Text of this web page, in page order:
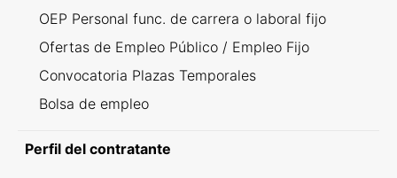
OEP Personal func. de carrera o laboral fijo
Ofertas de Empleo Público / Empleo Fijo
Convocatoria Plazas Temporales
Bolsa de empleo
Perfil del contratante